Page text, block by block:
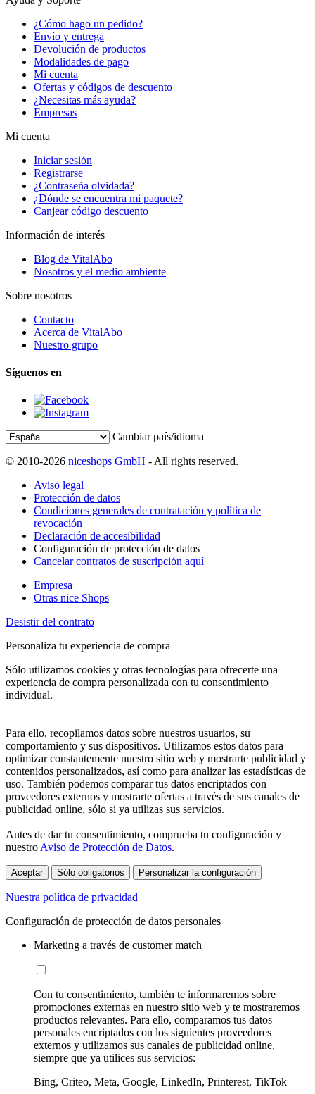
¿Cómo hago un pedido?
Envío y entrega
Devolución de productos
Modalidades de pago
Mi cuenta
Ofertas y códigos de descuento
¿Necesitas más ayuda?
Empresas
Mi cuenta
Iniciar sesión
Registrarse
¿Contraseña olvidada?
¿Dónde se encuentra mi paquete?
Canjear código descuento
Información de interés
Blog de VitalAbo
Nosotros y el medio ambiente
Sobre nosotros
Contacto
Acerca de VitalAbo
Nuestro grupo
Síguenos en
Cambiar país/idioma
© 2010-2026 niceshops GmbH - All rights reserved.
Aviso legal
Protección de datos
Condiciones generales de contratación y política de
revocación
Declaración de accesibilidad
Configuración de protección de datos
Cancelar contratos de suscripción aquí
Empresa
Otras nice Shops
Desistir del contrato
Personaliza tu experiencia de compra
Sólo utilizamos cookies y otras tecnologías para ofrecerte una
experiencia de compra personalizada con tu consentimiento
individual.
Para ello, recopilamos datos sobre nuestros usuarios, su
comportamiento y sus dispositivos. Utilizamos estos datos para
optimizar constantemente nuestro sitio web y mostrarte publicidad y
contenidos personalizados, así como para analizar las estadísticas de
uso. También podemos comparar tus datos encriptados con
proveedores externos y mostrarte ofertas a través de sus canales de
publicidad online, sólo si ya utilizas sus servicios.
Antes de dar tu consentimiento, comprueba tu configuración y
nuestro Aviso de Protección de Datos.
Aceptar Sólo obligatorios Personalizar la configuración
Nuestra política de privacidad
Configuración de protección de datos personales
Marketing a través de customer match
Con tu consentimiento, también te informaremos sobre
promociones externas en nuestro sitio web y te mostraremos
productos relevantes. Para ello, comparamos tus datos
personales encriptados con los siguientes proveedores
externos y utilizamos sus canales de publicidad online,
siempre que ya utilices sus servicios:
Bing, Criteo, Meta, Google, LinkedIn, Printerest, TikTok